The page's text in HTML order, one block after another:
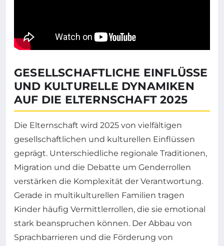
GESELLSCHAFTLICHE EINFLÜSSE
UND KULTURELLE DYNAMIKEN
AUF DIE ELTERNSCHAFT 2025
Die Elternschaft wird 2025 von vielfältigen
gesellschaftlichen und kulturellen Einflüssen
geprägt. Unterschiedliche regionale Traditionen,
Migration und die Debatte um Genderrollen
verstärken die Komplexität der Verantwortung.
Gerade in multikulturellen Familien tragen
Kinder häufig Vermittlerrollen, die sie emotional
stark beanspruchen können. Der Abbau von
Sprachbarrieren und die Förderung von